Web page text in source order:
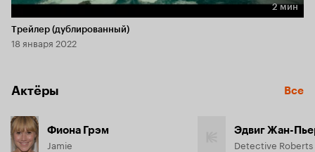
Длительность 2 мин
2 мин
Трейлер (дублированный)
18 января 2022
Актёры Все
Фиона Грэм
Jamie
Эдвиг Жан-
Detective Roberts